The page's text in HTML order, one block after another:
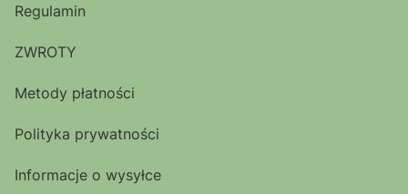
Regulamin
ZWROTY
Metody płatności
Polityka prywatności
Informacje o wysyłce